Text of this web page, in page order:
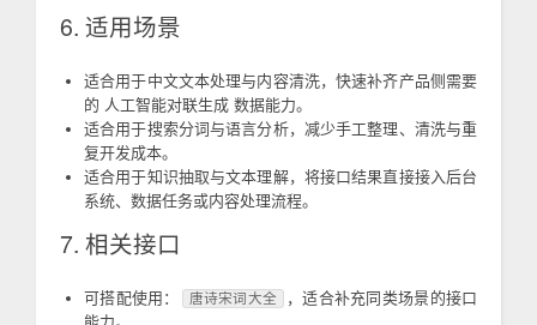
6. 适用场景
适合用于中文文本处理与内容清洗，快速补齐产品侧需要
的 人工智能对联生成 数据能力。
适合用于搜索分词与语言分析，减少手工整理、清洗与重
复开发成本。
适合用于知识抽取与文本理解，将接口结果直接接入后台
系统、数据任务或内容处理流程。
7. 相关接口
可搭配使用： 唐诗宋词大全
，适合补充同类场景的接口